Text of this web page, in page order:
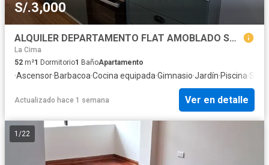
S/.3,000
ALQUILER DEPARTAMENTO FLAT AMOBLADO SAN ISIDRO
La Cima
52 m²1 Dormitorio1 BañoApartamento
·Ascensor·Barbacoa·Cocina equipada·Gimnasio·Jardín·Piscina·
Actualizado hace 1 semana Ver en detalle
1 /22